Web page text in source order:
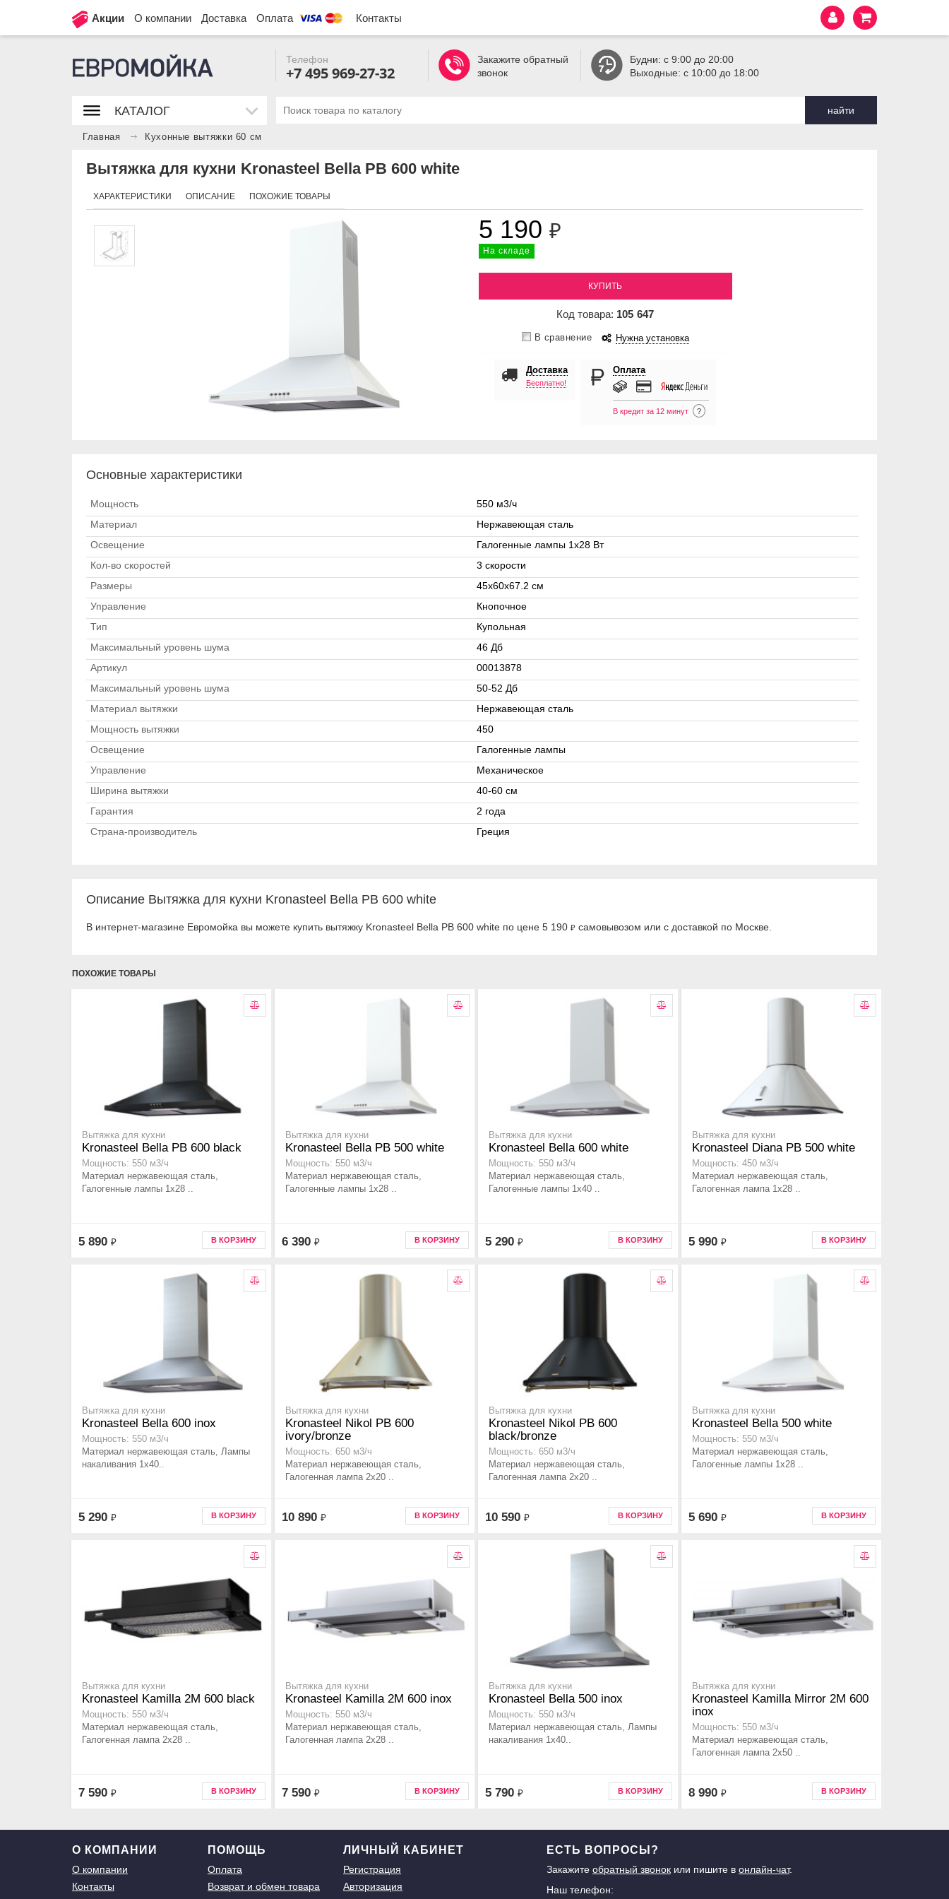
Акции О компании Доставка Оплата Контакты
Телефон
+7 495 969-27-32
Закажите обратный
звонок
Будни: с 9:00 до 20:00
Выходные: с 10:00 до 18:00
найти
КАТАЛОГ
Главная Кухонные вытяжки 60 см
Вытяжка для кухни Kronasteel Bella PB 600 white
ХАРАКТЕРИСТИКИ ОПИСАНИЕ ПОХОЖИЕ ТОВАРЫ
5 190 ₽
На складе
КУПИТЬ
Код товара: 105 647
В сравнение Нужна установка
Доставка
Бесплатно!
Оплата
В кредит за 12 минут ?
Основные характеристики
Мощность
550 м3/ч
Материал
Нержавеющая сталь
Освещение
Галогенные лампы 1x28 Вт
Кол-во скоростей
3 скорости
Размеры
45х60х67.2 см
Управление
Кнопочное
Тип
Купольная
Максимальный уровень шума
46 Дб
Артикул
00013878
Максимальный уровень шума
50-52 Дб
Материал вытяжки
Нержавеющая сталь
Мощность вытяжки
450
Освещение
Галогенные лампы
Управление
Механическое
Ширина вытяжки
40-60 см
Гарантия
2 года
Страна-производитель
Греция
Описание Вытяжка для кухни Kronasteel Bella PB 600 white
В интернет-магазине Евромойка вы можете купить вытяжку Kronasteel Bella PB 600 white по цене 5 190 ₽ самовывозом или с доставкой по Москве.
ПОХОЖИЕ ТОВАРЫ
Вытяжка для кухни
Kronasteel Bella PB 600 black
Мощность: 550 м3/ч
Материал нержавеющая сталь,
Галогенные лампы 1x28 ..
5 890 ₽ В КОРЗИНУ
Вытяжка для кухни
Kronasteel Bella PB 500 white
Мощность: 550 м3/ч
Материал нержавеющая сталь,
Галогенные лампы 1x28 ..
6 390 ₽ В КОРЗИНУ
Вытяжка для кухни
Kronasteel Bella 600 white
Мощность: 550 м3/ч
Материал нержавеющая сталь,
Галогенные лампы 1x40 ..
5 290 ₽ В КОРЗИНУ
Вытяжка для кухни
Kronasteel Diana PB 500 white
Мощность: 450 м3/ч
Материал нержавеющая сталь,
Галогенная лампа 1x28 ..
5 990 ₽ В КОРЗИНУ
Вытяжка для кухни
Kronasteel Bella 600 inox
Мощность: 550 м3/ч
Материал нержавеющая сталь, Лампы
накаливания 1x40..
5 290 ₽ В КОРЗИНУ
Вытяжка для кухни
Kronasteel Nikol PB 600
ivory/bronze
Мощность: 650 м3/ч
Материал нержавеющая сталь,
Галогенная лампа 2x20 ..
10 890 ₽ В КОРЗИНУ
Вытяжка для кухни
Kronasteel Nikol PB 600
black/bronze
Мощность: 650 м3/ч
Материал нержавеющая сталь,
Галогенная лампа 2x20 ..
10 590 ₽ В КОРЗИНУ
Вытяжка для кухни
Kronasteel Bella 500 white
Мощность: 550 м3/ч
Материал нержавеющая сталь,
Галогенные лампы 1x28 ..
5 690 ₽ В КОРЗИНУ
Вытяжка для кухни
Kronasteel Kamilla 2M 600 black
Мощность: 550 м3/ч
Материал нержавеющая сталь,
Галогенная лампа 2x28 ..
7 590 ₽ В КОРЗИНУ
Вытяжка для кухни
Kronasteel Kamilla 2M 600 inox
Мощность: 550 м3/ч
Материал нержавеющая сталь,
Галогенная лампа 2x28 ..
7 590 ₽ В КОРЗИНУ
Вытяжка для кухни
Kronasteel Bella 500 inox
Мощность: 550 м3/ч
Материал нержавеющая сталь, Лампы
накаливания 1x40..
5 790 ₽ В КОРЗИНУ
Вытяжка для кухни
Kronasteel Kamilla Mirror 2M 600
inox
Мощность: 550 м3/ч
Материал нержавеющая сталь,
Галогенная лампа 2x50 ..
8 990 ₽ В КОРЗИНУ
О КОМПАНИИ
О компании
Контакты
ПОМОЩЬ
Оплата
Возврат и обмен товара
ЛИЧНЫЙ КАБИНЕТ
Регистрация
Авторизация
ЕСТЬ ВОПРОСЫ?
Закажите обратный звонокили пишите в онлайн-чат.
Наш телефон: